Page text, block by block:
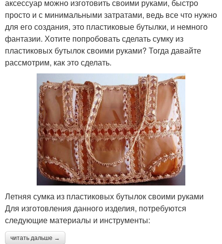
аксессуар можно изготовить своими руками, быстро
просто и с минимальными затратами, ведь все что нужно
для его создания, это пластиковые бутылки, и немного
фантазии. Хотите попробовать сделать сумку из
пластиковых бутылок своими руками? Тогда давайте
рассмотрим, как это сделать.
Летняя сумка из пластиковых бутылок своими руками
Для изготовления данного изделия, потребуются
следующие материалы и инструменты:
читать дальше →